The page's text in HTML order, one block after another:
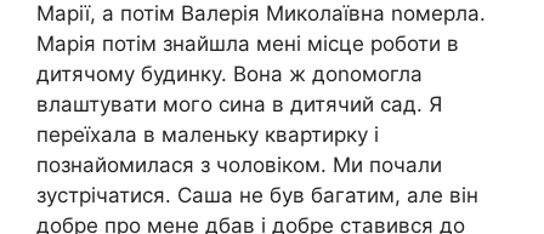
Марії, а потім Валерія Миколаївна nомерла.
Марія потім знайшла мені місце роботи в
дитячому будинку. Вона ж доnомогла
влаштувати мого сина в дитячий сад. Я
переїхала в маленьку квартирку і
познайомилася з чоловіком. Ми почали
зустрічатися. Саша не був багатим, але він
добре про мене дбав і добре ставився до